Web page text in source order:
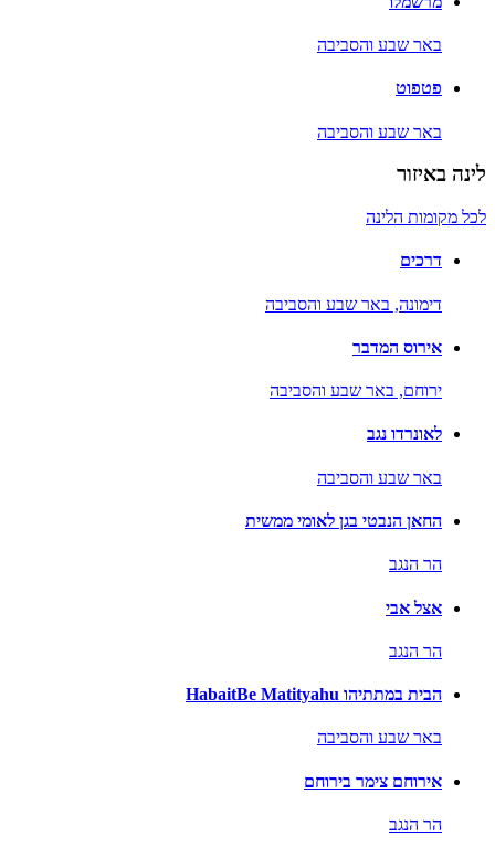
באר שבע והסביבה
פטפוט
באר שבע והסביבה
לינה באיזור
לכל מקומות הלינה
דרכים
דימונה, באר שבע והסביבה
אירוס המדבר
ירוחם, באר שבע והסביבה
לאונרדו נגב
באר שבע והסביבה
החאן הנבטי בגן לאומי ממשית
הר הנגב
אצל אבי
הר הנגב
הבית במתתיהו HabaitBe Matityahu
באר שבע והסביבה
אירוחם צימר בירוחם
הר הנגב